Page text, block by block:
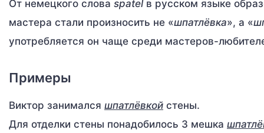
От немецкого слова spatelв русском языке
мастера стали произносить не «шпатлёвка», а «
употребляется он чаще среди мастеров-
Примеры
Виктор занимался шпатлёвкой стены.
Для отделки стены понадобилось 3 мешка